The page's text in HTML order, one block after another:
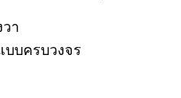
า
บบครบวงจร